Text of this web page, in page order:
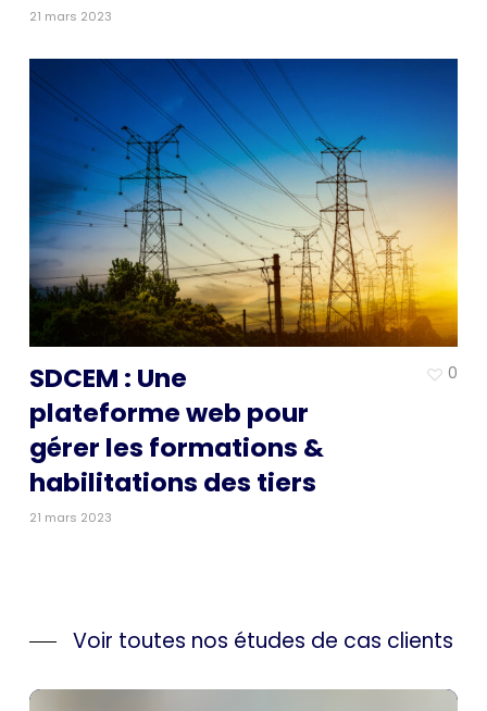
21 mars 2023
SDCEM : Une
plateforme web pour
gérer les formations &
habilitations des tiers
21 mars 2023
0
Voir toutes nos études de cas clients